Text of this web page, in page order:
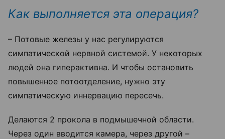
Как выполняется эта операция?
– Потовые железы у нас регулируются
симпатической нервной системой. У некоторых
людей она гиперактивна. И чтобы остановить
повышенное потоотделение, нужно эту
симпатическую иннервацию пересечь.
Делаются 2 прокола в подмышечной области.
Через один вводится камера, через другой –